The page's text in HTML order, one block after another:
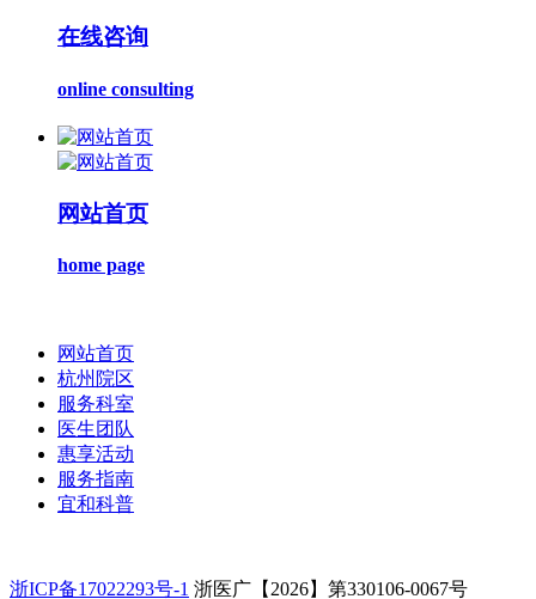
在线咨询
online consulting
网站首页
home page
网站首页
杭州院区
服务科室
医生团队
惠享活动
服务指南
宜和科普
浙ICP备17022293号-1 浙医广【2026】第330106-0067号